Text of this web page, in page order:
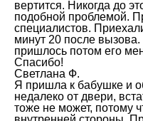
вертится. Никогда до
подобной проблемой.
специалистов.
минут 20 после
пришлось потом его
Спасибо!
Светлана Ф.
Я пришла к бабушке и
недалеко от двери,
тоже не может, потому